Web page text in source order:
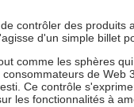
contrôler des
d'un simple billet
comme les sphères
de Web
Ce contrôle
les fonctionnalités à